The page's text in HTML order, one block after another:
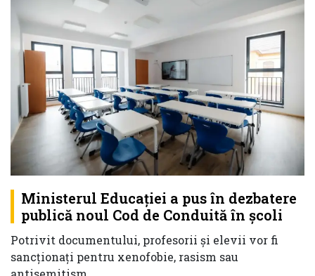
Ministerul Educaţiei a pus în dezbatere
publică noul Cod de Conduită în şcoli
Potrivit documentului, profesorii și elevii vor fi
sancționați pentru xenofobie, rasism sau